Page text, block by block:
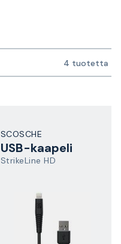
4 tuotetta
SCOSCHE
USB-kaapeli
StrikeLine HD